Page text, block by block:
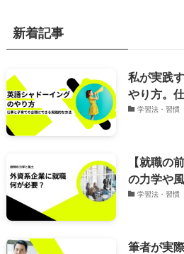
新着記事
私が実践
やり方。
学習法・習慣
【就職の
の力学や
学習法・習慣
筆者が実